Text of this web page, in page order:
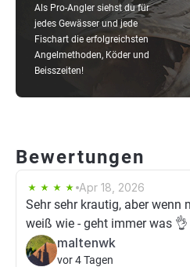
Als Pro-Angler siehst du für
jedes Gewässer und jede
Fischart die erfolgreichsten
Angelmethoden, Köder und
Beisszeiten!
Bewertungen
Apr 18, 2026
Sehr sehr krautig, aber wenn
weiß wie - geht immer was 👌
maltenwk
vor 4 Tagen